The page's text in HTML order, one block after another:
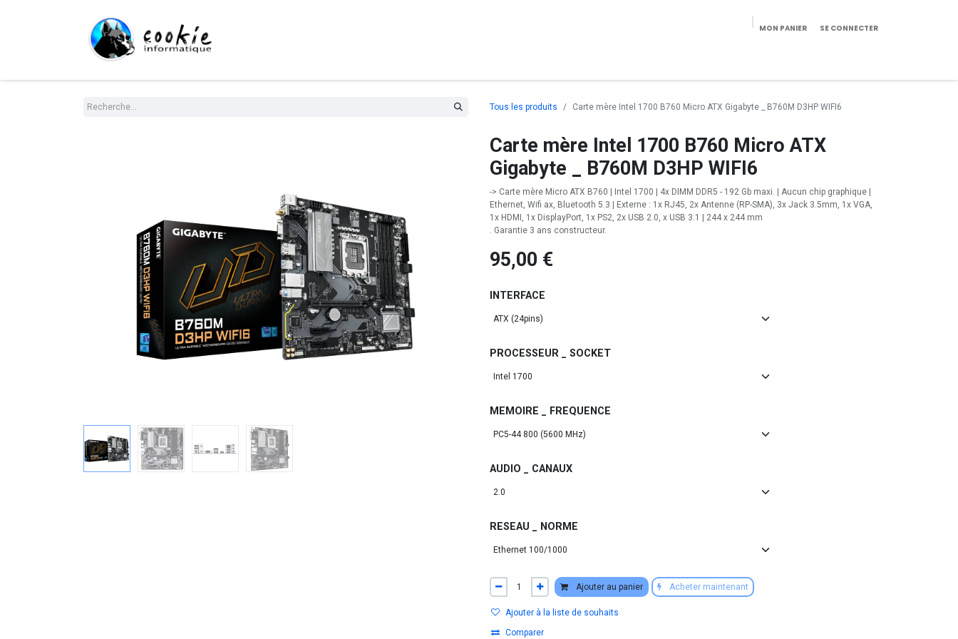
MON PANIER SE CONNECTER
Tous les produits Carte mère Intel 1700 B760 Micro ATX Gigabyte _ B760M D3HP WIFI6
Carte mère Intel 1700 B760 Micro ATX
Gigabyte _ B760M D3HP WIFI6
-> Carte mère Micro ATX B760 | Intel 1700 | 4x DIMM DDR5 - 192 Gb maxi. | Aucun chip graphique |
Ethernet, Wifi ax, Bluetooth 5.3 | Externe : 1x RJ45, 2x Antenne (RP-SMA), 3x Jack 3.5mm, 1x VGA,
1x HDMI, 1x DisplayPort, 1x PS2, 2x USB 2.0, x USB 3.1 | 244 x 244 mm
. Garantie 3 ans constructeur.
95,00 €
INTERFACE
PROCESSEUR _ SOCKET
MEMOIRE _ FREQUENCE
AUDIO _ CANAUX
RESEAU _ NORME
Ajouter au panier Acheter maintenant
Ajouter à la liste de souhaits
Comparer